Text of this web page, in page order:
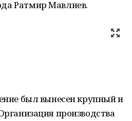
Ратмир Мавлиев.
был вынесен крупный и
производства